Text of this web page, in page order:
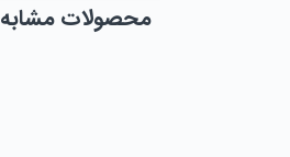
محصولات مشابه